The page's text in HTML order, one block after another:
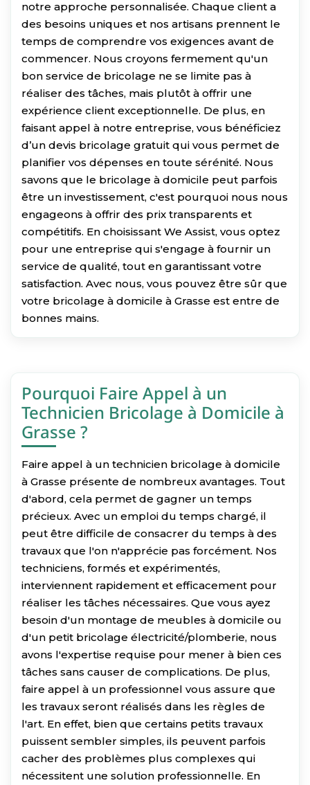
notre approche personnalisée. Chaque client a
des besoins uniques et nos artisans prennent le
temps de comprendre vos exigences avant de
commencer. Nous croyons fermement qu'un
bon service de bricolage ne se limite pas à
réaliser des tâches, mais plutôt à offrir une
expérience client exceptionnelle. De plus, en
faisant appel à notre entreprise, vous bénéficiez
d’un devis bricolage gratuit qui vous permet de
planifier vos dépenses en toute sérénité. Nous
savons que le bricolage à domicile peut parfois
être un investissement, c'est pourquoi nous nous
engageons à offrir des prix transparents et
compétitifs. En choisissant We Assist, vous optez
pour une entreprise qui s'engage à fournir un
service de qualité, tout en garantissant votre
satisfaction. Avec nous, vous pouvez être sûr que
votre bricolage à domicile à Grasse est entre de
bonnes mains.
Pourquoi Faire Appel à un
Technicien Bricolage à Domicile à
Grasse ?
Faire appel à un technicien bricolage à domicile
à Grasse présente de nombreux avantages. Tout
d'abord, cela permet de gagner un temps
précieux. Avec un emploi du temps chargé, il
peut être difficile de consacrer du temps à des
travaux que l'on n'apprécie pas forcément. Nos
techniciens, formés et expérimentés,
interviennent rapidement et efficacement pour
réaliser les tâches nécessaires. Que vous ayez
besoin d'un montage de meubles à domicile ou
d'un petit bricolage électricité/plomberie, nous
avons l'expertise requise pour mener à bien ces
tâches sans causer de complications. De plus,
faire appel à un professionnel vous assure que
les travaux seront réalisés dans les règles de
l'art. En effet, bien que certains petits travaux
puissent sembler simples, ils peuvent parfois
cacher des problèmes plus complexes qui
nécessitent une solution professionnelle. En